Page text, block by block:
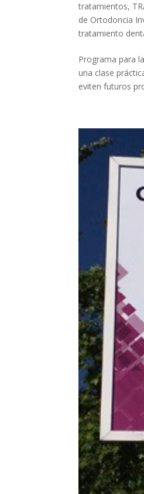
tratamientos,
de Ortodoncia
tratamiento
Programa para
una clase
eviten futuros